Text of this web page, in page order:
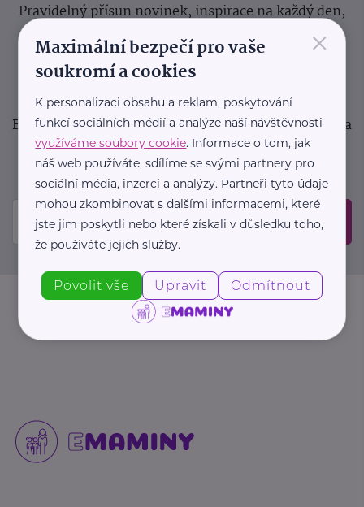
Pravidelný přísun novinek, inspirace na každý den,
podpora pro rodiče i sdílení zkušeností. Takový je
Newsletter webu eMaminy.cz. Přihlaste se k jeho
odběru a čtěte o tématech, které vám pomohou
v náročném období nebo zpříjemní rodinný život.
Buďte první, kdo se dozví o nových článcích, akcích a
událostech. Prosíme, potvrďte odběr ve vaší e-
mailové schránce.
Odeslat
×
Maximální bezpečí pro vaše
soukromí a cookies
K personalizaci obsahu a reklam, poskytování
funkcí sociálních médií a analýze naší návštěvnosti
využíváme soubory cookie. Informace o tom, jak
náš web používáte, sdílíme se svými partnery pro
sociální média, inzerci a analýzy. Partneři tyto údaje
mohou zkombinovat s dalšími informacemi, které
jste jim poskytli nebo které získali v důsledku toho,
že používáte jejich služby.
Povolit vše Upravit Odmítnout